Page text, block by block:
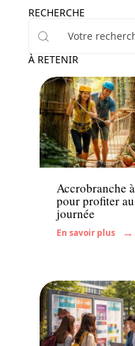
RECHERCHE
À RETENIR
Famille
Accrobranche
pour profiter
journée
En savoir plus